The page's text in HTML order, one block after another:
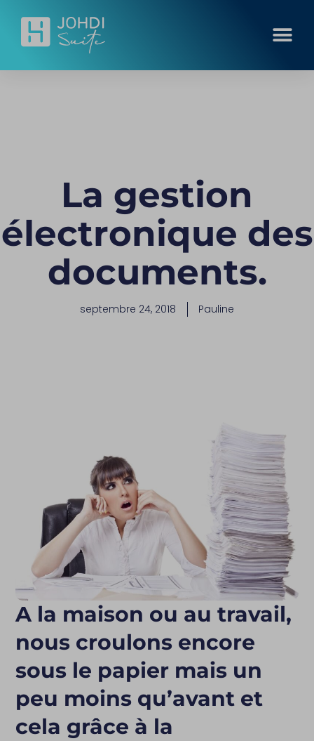
La gestion
électronique des
documents.
septembre 24, 2018 Pauline
A la maison ou au travail,
nous croulons encore
sous le papier mais un
peu moins qu’avant et
cela grâce à la